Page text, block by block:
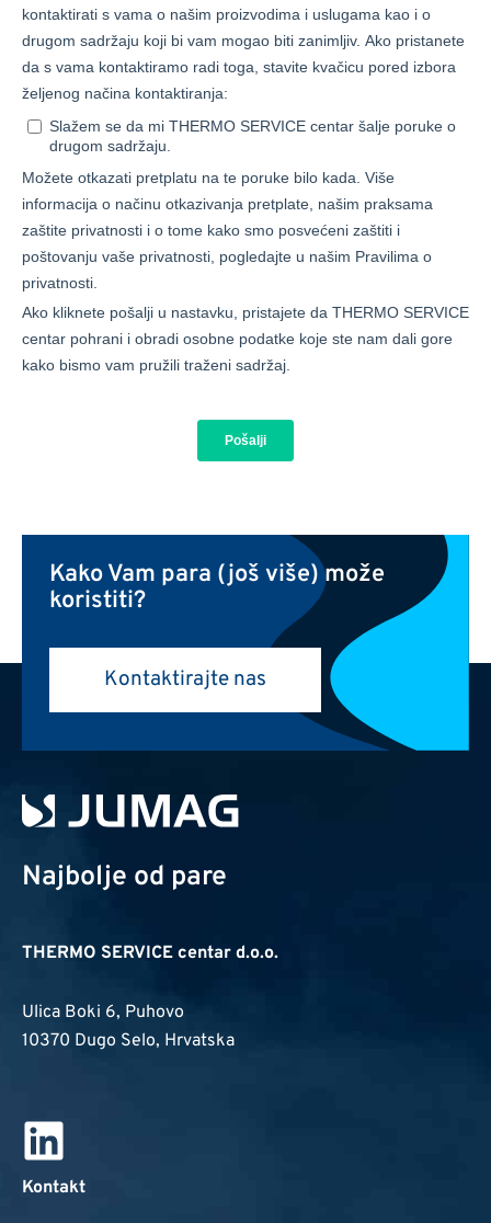
Kako Vam para (još više) može
koristiti?
Kontaktirajte nas
Najbolje od pare
THERMO SERVICE centar d.o.o.
Ulica Boki 6, Puhovo
10370 Dugo Selo, Hrvatska
Kontakt